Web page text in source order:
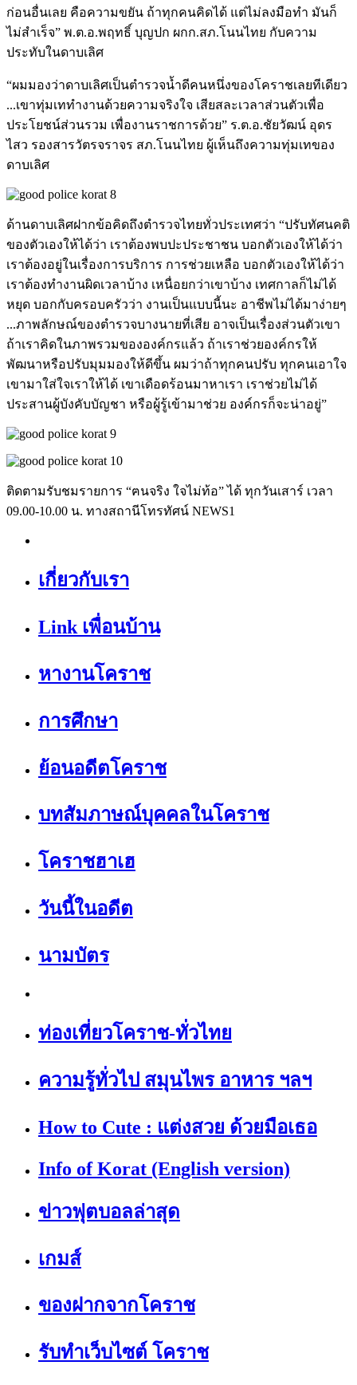
ก่อนอื่นเลย คือความขยัน ถ้าทุกคนคิดได้ แต่ไม่ลงมือทำ มันก็
ไม่สำเร็จ” พ.ต.อ.พฤทธิ์ บุญปก ผกก.สภ.โนนไทย กับความ
ประทับในดาบเลิศ
“ผมมองว่าดาบเลิศเป็นตำรวจน้ำดีคนหนึ่งของโคราชเลยทีเดียว
...เขาทุ่มเททำงานด้วยความจริงใจ เสียสละเวลาส่วนตัวเพื่อ
ประโยชน์ส่วนรวม เพื่องานราชการด้วย” ร.ต.อ.ชัยวัฒน์ อุดร
ไสว รองสารวัตรจราจร สภ.โนนไทย ผู้เห็นถึงความทุ่มเทของ
ดาบเลิศ
ด้านดาบเลิศฝากข้อคิดถึงตำรวจไทยทั่วประเทศว่า “ปรับทัศนคติ
ของตัวเองให้ได้ว่า เราต้องพบปะประชาชน บอกตัวเองให้ได้ว่า
เราต้องอยู่ในเรื่องการบริการ การช่วยเหลือ บอกตัวเองให้ได้ว่า
เราต้องทำงานผิดเวลาบ้าง เหนื่อยกว่าเขาบ้าง เทศกาลก็ไม่ได้
หยุด บอกกับครอบครัวว่า งานเป็นแบบนี้นะ อาชีพไม่ได้มาง่ายๆ
...ภาพลักษณ์ของตำรวจบางนายที่เสีย อาจเป็นเรื่องส่วนตัวเขา
ถ้าเราคิดในภาพรวมขององค์กรแล้ว ถ้าเราช่วยองค์กรให้
พัฒนาหรือปรับมุมมองให้ดีขึ้น ผมว่าถ้าทุกคนปรับ ทุกคนเอาใจ
เขามาใส่ใจเราให้ได้ เขาเดือดร้อนมาหาเรา เราช่วยไม่ได้
ประสานผู้บังคับบัญชา หรือผู้รู้เข้ามาช่วย องค์กรก็จะน่าอยู่”
ติดตามรับชมรายการ “ฅนจริง ใจไม่ท้อ” ได้ ทุกวันเสาร์ เวลา
09.00-10.00 น. ทางสถานีโทรทัศน์ NEWS1
เกี่ยวกับเรา
Link เพื่อนบ้าน
หางานโคราช
การศึกษา
ย้อนอดีตโคราช
บทสัมภาษณ์บุคคลในโคราช
โคราชฮาเฮ
วันนี้ในอดีต
นามบัตร
ท่องเที่ยวโคราช-ทั่วไทย
ความรู้ทั่วไป สมุนไพร อาหาร ฯลฯ
How to Cute : แต่งสวย ด้วยมือเธอ
Info of Korat (English version)
ข่าวฟุตบอลล่าสุด
เกมส์
ของฝากจากโคราช
รับทำเว็บไซต์ โคราช